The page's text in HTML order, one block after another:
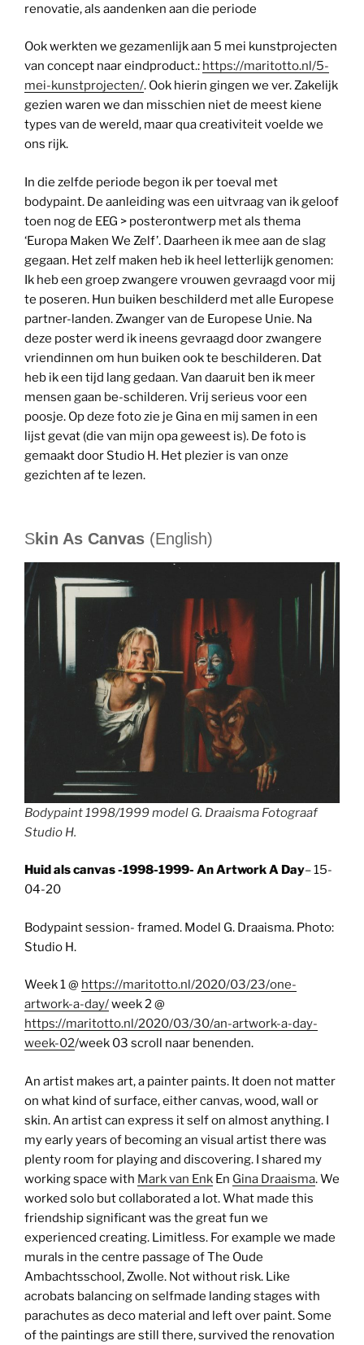
renovatie, als aandenken aan die periode
Ook werkten we gezamenlijk aan 5 mei kunstprojecten
van concept naar eindproduct.: https://maritotto.nl/5-
mei-kunstprojecten/. Ook hierin gingen we ver. Zakelijk
gezien waren we dan misschien niet de meest kiene
types van de wereld, maar qua creativiteit voelde we
ons rijk.
In die zelfde periode begon ik per toeval met
bodypaint. De aanleiding was een uitvraag van ik geloof
toen nog de EEG > posterontwerp met als thema
‘Europa Maken We Zelf’. Daarheen ik mee aan de slag
gegaan. Het zelf maken heb ik heel letterlijk genomen:
Ik heb een groep zwangere vrouwen gevraagd voor mij
te poseren. Hun buiken beschilderd met alle Europese
partner-landen. Zwanger van de Europese Unie. Na
deze poster werd ik ineens gevraagd door zwangere
vriendinnen om hun buiken ook te beschilderen. Dat
heb ik een tijd lang gedaan. Van daaruit ben ik meer
mensen gaan be-schilderen. Vrij serieus voor een
poosje. Op deze foto zie je Gina en mij samen in een
lijst gevat (die van mijn opa geweest is). De foto is
gemaakt door Studio H. Het plezier is van onze
gezichten af te lezen.
Skin As Canvas (English)
Bodypaint 1998/1999 model G. Draaisma Fotograaf
Studio H.
Huid als canvas -1998-1999- An Artwork A Day– 15-
04-20
Bodypaint session- framed. Model G. Draaisma. Photo:
Studio H.
Week 1 @ https://maritotto.nl/2020/03/23/one-
artwork-a-day/week 2 @
https://maritotto.nl/2020/03/30/an-artwork-a-day-
week-02/week 03 scroll naar benenden.
An artist makes art, a painter paints. It doen not matter
on what kind of surface, either canvas, wood, wall or
skin. An artist can express it self on almost anything. I
my early years of becoming an visual artist there was
plenty room for playing and discovering. I shared my
working space with Mark van Enk En Gina Draaisma. We
worked solo but collaborated a lot. What made this
friendship significant was the great fun we
experienced creating. Limitless. For example we made
murals in the centre passage of The Oude
Ambachtsschool, Zwolle. Not without risk. Like
acrobats balancing on selfmade landing stages with
parachutes as deco material and left over paint. Some
of the paintings are still there, survived the renovation